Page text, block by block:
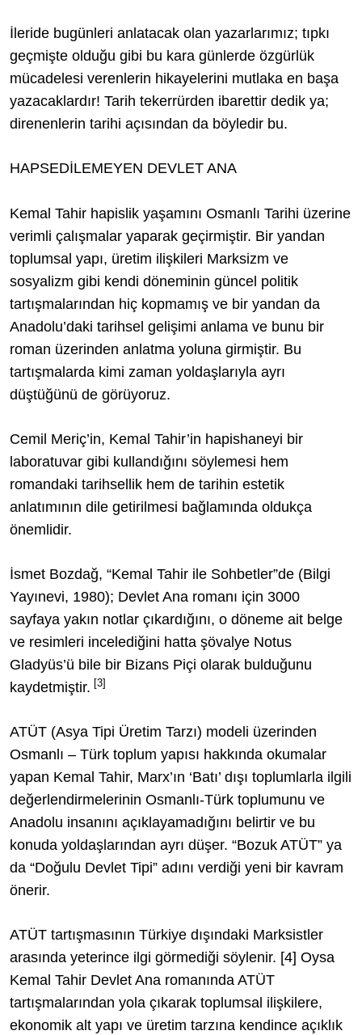
İleride bugünleri anlatacak olan yazarlarımız; tıpkı
geçmişte olduğu gibi bu kara günlerde özgürlük
mücadelesi verenlerin hikayelerini mutlaka en başa
yazacaklardır! Tarih tekerrürden ibarettir dedik ya;
direnenlerin tarihi açısından da böyledir bu.
HAPSEDİLEMEYEN DEVLET ANA
Kemal Tahir hapislik yaşamını Osmanlı Tarihi üzerine
verimli çalışmalar yaparak geçirmiştir. Bir yandan
toplumsal yapı, üretim ilişkileri Marksizm ve
sosyalizm gibi kendi döneminin güncel politik
tartışmalarından hiç kopmamış ve bir yandan da
Anadolu’daki tarihsel gelişimi anlama ve bunu bir
roman üzerinden anlatma yoluna girmiştir. Bu
tartışmalarda kimi zaman yoldaşlarıyla ayrı
düştüğünü de görüyoruz.
Cemil Meriç’in, Kemal Tahir’in hapishaneyi bir
laboratuvar gibi kullandığını söylemesi hem
romandaki tarihsellik hem de tarihin estetik
anlatımının dile getirilmesi bağlamında oldukça
önemlidir.
İsmet Bozdağ, “Kemal Tahir ile Sohbetler”de (Bilgi
Yayınevi, 1980); Devlet Ana romanı için 3000
sayfaya yakın notlar çıkardığını, o döneme ait belge
ve resimleri incelediğini hatta şövalye Notus
Gladyüs’ü bile bir Bizans Piçi olarak bulduğunu
kaydetmiştir. [3]
ATÜT (Asya Tipi Üretim Tarzı) modeli üzerinden
Osmanlı – Türk toplum yapısı hakkında okumalar
yapan Kemal Tahir, Marx’ın ‘Batı’ dışı toplumlarla ilgili
değerlendirmelerinin Osmanlı-Türk toplumunu ve
Anadolu insanını açıklayamadığını belirtir ve bu
konuda yoldaşlarından ayrı düşer. “Bozuk ATÜT” ya
da “Doğulu Devlet Tipi” adını verdiği yeni bir kavram
önerir.
ATÜT tartışmasının Türkiye dışındaki Marksistler
arasında yeterince ilgi görmediği söylenir. [4] Oysa
Kemal Tahir Devlet Ana romanında ATÜT
tartışmalarından yola çıkarak toplumsal ilişkilere,
ekonomik alt yapı ve üretim tarzına kendince açıklık